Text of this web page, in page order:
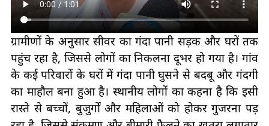
ग्रामीणों के अनुसार सीवर का गंदा पानी सड़क और घरों तक
पहुंच रहा है, जिससे लोगों का निकलना दूभर हो गया है। गांव
के कई परिवारों के घरों में गंदा पानी घुसने से बदबू और गंदगी
का माहौल बना हुआ है। स्थानीय लोगों का कहना है कि इसी
रास्ते से बच्चों, बुजुर्गों और महिलाओं को होकर गुजरना पड़